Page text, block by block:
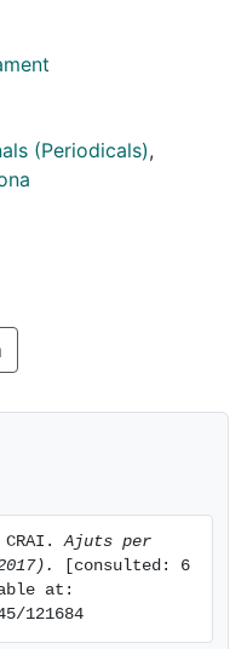
(Periodicals),
CRAI. Ajuts per
[consulted: 6
at:
121684